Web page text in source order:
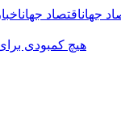
جهاناقتصاد جهان
هیچ کمبودی